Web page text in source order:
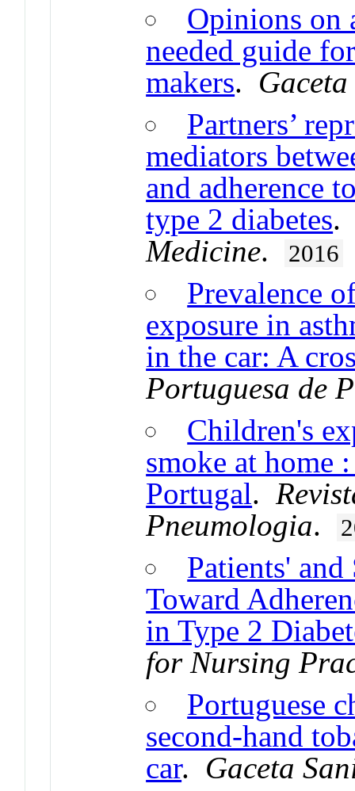
Opinions on
needed guide
makers.
Partners’
mediators
and adherence
type 2 diabetes
Medicine. 2016
Prevalence
exposure in
in the car: A
Portuguesa de
Children's
smoke at home
Portugal.
Pneumologia.
Patients'
Toward
in Type 2
for Nursing
Portuguese
second-hand
car. Gaceta